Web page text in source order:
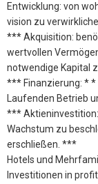
Entwicklung: von
vision zu
*** Akquisition:
wertvollen
notwendige Kapital
*** Finanzierung: * *
Laufenden Betrieb
***
Wachstum zu
erschließen. ***
Hotels und
Investitionen in